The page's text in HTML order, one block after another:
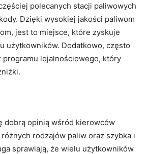
polecanych stacji paliwowych
Dzięki wysokiej jakości paliwom
jest to miejsce, które zyskuje
użytkowników. Dodatkowo, często
programu lojalnościowego, który
dobrą opinią wśród kierowców
rodzajów paliw oraz szybka i
sprawiają, że wielu użytkowników